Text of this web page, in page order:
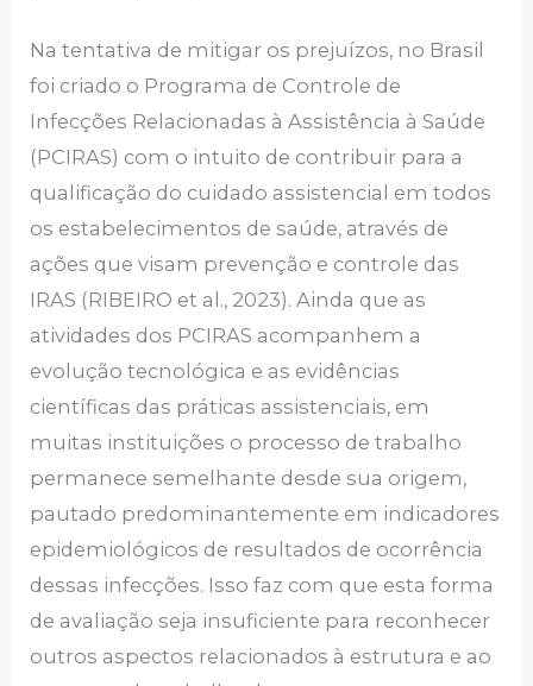
Na tentativa de mitigar os prejuízos, no Brasil
foi criado o Programa de Controle de
Infecções Relacionadas à Assistência à Saúde
(PCIRAS) com o intuito de contribuir para a
qualificação do cuidado assistencial em todos
os estabelecimentos de saúde, através de
ações que visam prevenção e controle das
IRAS (RIBEIRO et al., 2023). Ainda que as
atividades dos PCIRAS acompanhem a
evolução tecnológica e as evidências
científicas das práticas assistenciais, em
muitas instituições o processo de trabalho
permanece semelhante desde sua origem,
pautado predominantemente em indicadores
epidemiológicos de resultados de ocorrência
dessas infecções. Isso faz com que esta forma
de avaliação seja insuficiente para reconhecer
outros aspectos relacionados à estrutura e ao